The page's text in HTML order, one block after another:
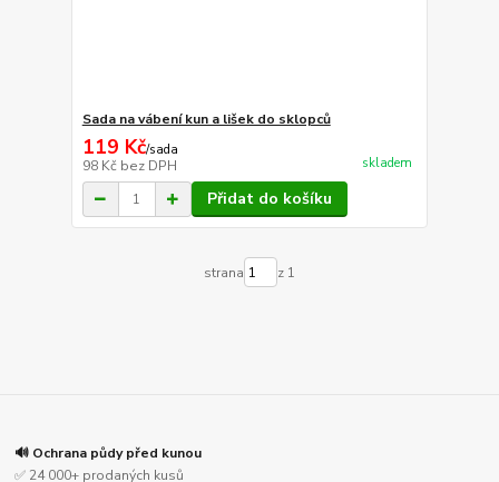
Sada na vábení kun a lišek do sklopců
119 Kč/sada
98 Kč bez DPH skladem
Přidat do košíku
strana z 1
🔊 Ochrana půdy před kunou
✅ 24 000+ prodaných kusů